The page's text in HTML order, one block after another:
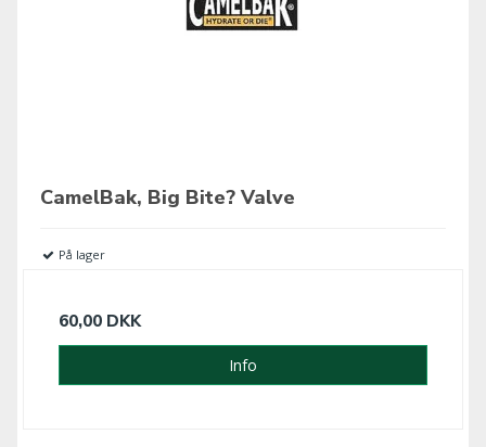
CamelBak, Big Bite? Valve
På lager
60,00 DKK
Info